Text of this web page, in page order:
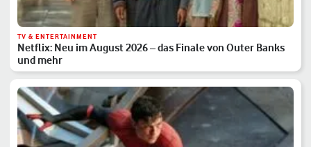
TV & ENTERTAINMENT
Netflix: Neu im August 2026 – das Finale von Outer Banks
und mehr